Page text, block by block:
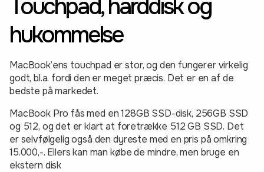
Touchpad, harddisk og
hukommelse
MacBook’ens touchpad er stor, og den fungerer virkelig
godt, bl.a. fordi den er meget præcis. Det er en af de
bedste på markedet.
MacBook Pro fås med en 128GB SSD-disk, 256GB SSD
og 512, og det er klart at foretrække 512 GB SSD. Det
er selvfølgelig også den dyreste med en pris på omkring
15.000,-. Ellers kan man købe de mindre, men bruge en
ekstern disk